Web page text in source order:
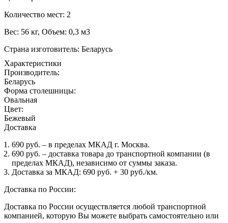
Количество мест: 2
Вес: 56 кг, Объем: 0,3 м3
Страна изготовитель: Беларусь
Характеристики
Производитель:
Беларусь
Форма столешницы:
Овальная
Цвет:
Бежевый
Доставка
690 руб. – в пределах МКАД г. Москва.
690 руб. – доставка товара до транспортной компании (в
пределах МКАД), независимо от суммы заказа.
Доставка за МКАД: 690 руб. + 30 руб./км.
Доставка по России:
Доставка по России осуществляется любой транспортной
компанией, которую Вы можете выбрать самостоятельно или